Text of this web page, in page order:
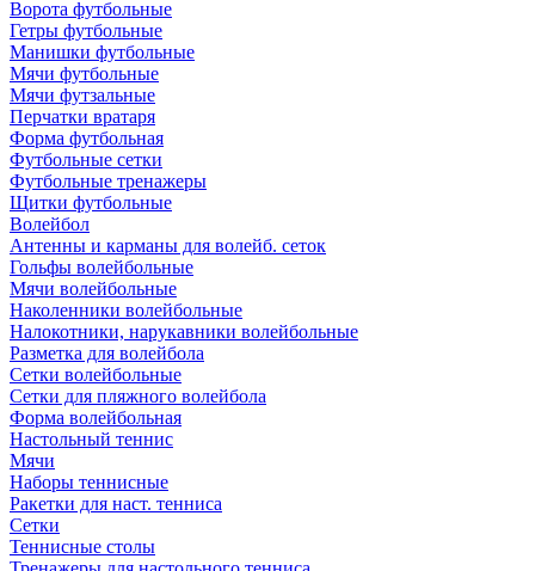
Ворота футбольные
Гетры футбольные
Манишки футбольные
Мячи футбольные
Мячи футзальные
Перчатки вратаря
Форма футбольная
Футбольные сетки
Футбольные тренажеры
Щитки футбольные
Волейбол
Антенны и карманы для волейб. сеток
Гольфы волейбольные
Мячи волейбольные
Наколенники волейбольные
Налокотники, нарукавники волейбольные
Разметка для волейбола
Сетки волейбольные
Сетки для пляжного волейбола
Форма волейбольная
Настольный теннис
Мячи
Наборы теннисные
Ракетки для наст. тенниса
Сетки
Теннисные столы